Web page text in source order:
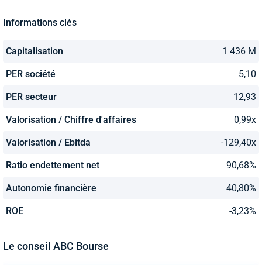
Informations clés
Capitalisation 1 436 M
PER société 5,10
PER secteur 12,93
Valorisation / Chiffre d'affaires 0,99x
Valorisation / Ebitda -129,40x
Ratio endettement net 90,68%
Autonomie financière 40,80%
ROE -3,23%
Le conseil ABC Bourse